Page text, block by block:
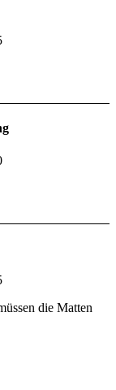
die Matten